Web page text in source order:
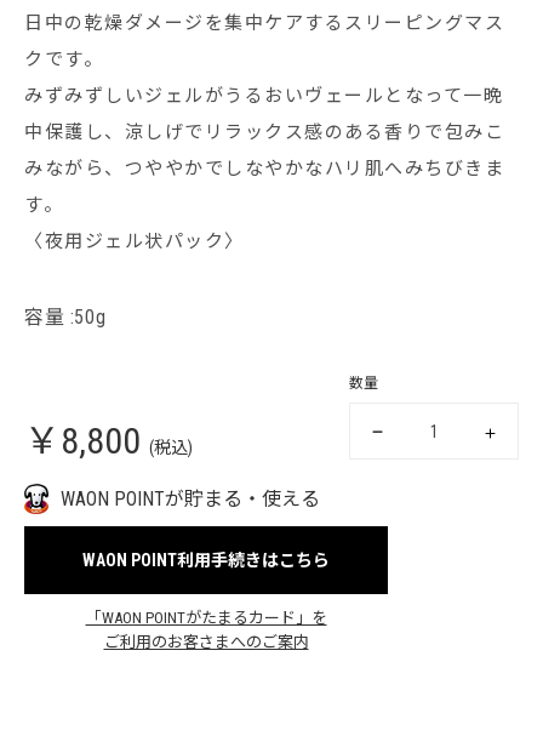
日中の乾燥ダメージを集中ケアするスリーピングマス
クです。
みずみずしいジェルがうるおいヴェールとなって一晩
中保護し、涼しげでリラックス感のある香りで包みこ
みながら、つややかでしなやかなハリ肌へみちびきま
す。
〈夜用ジェル状パック〉
容量 :50g
￥8,800 (税込)
数量
WAON POINTが貯まる・使える
WAON POINT利用手続きはこちら
「WAON POINTがたまるカード」を
ご利用のお客さまへのご案内